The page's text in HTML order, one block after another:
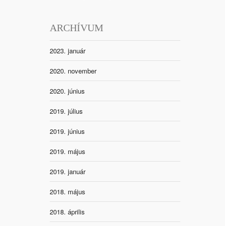
ARCHÍVUM
2023. január
2020. november
2020. június
2019. július
2019. június
2019. május
2019. január
2018. május
2018. április